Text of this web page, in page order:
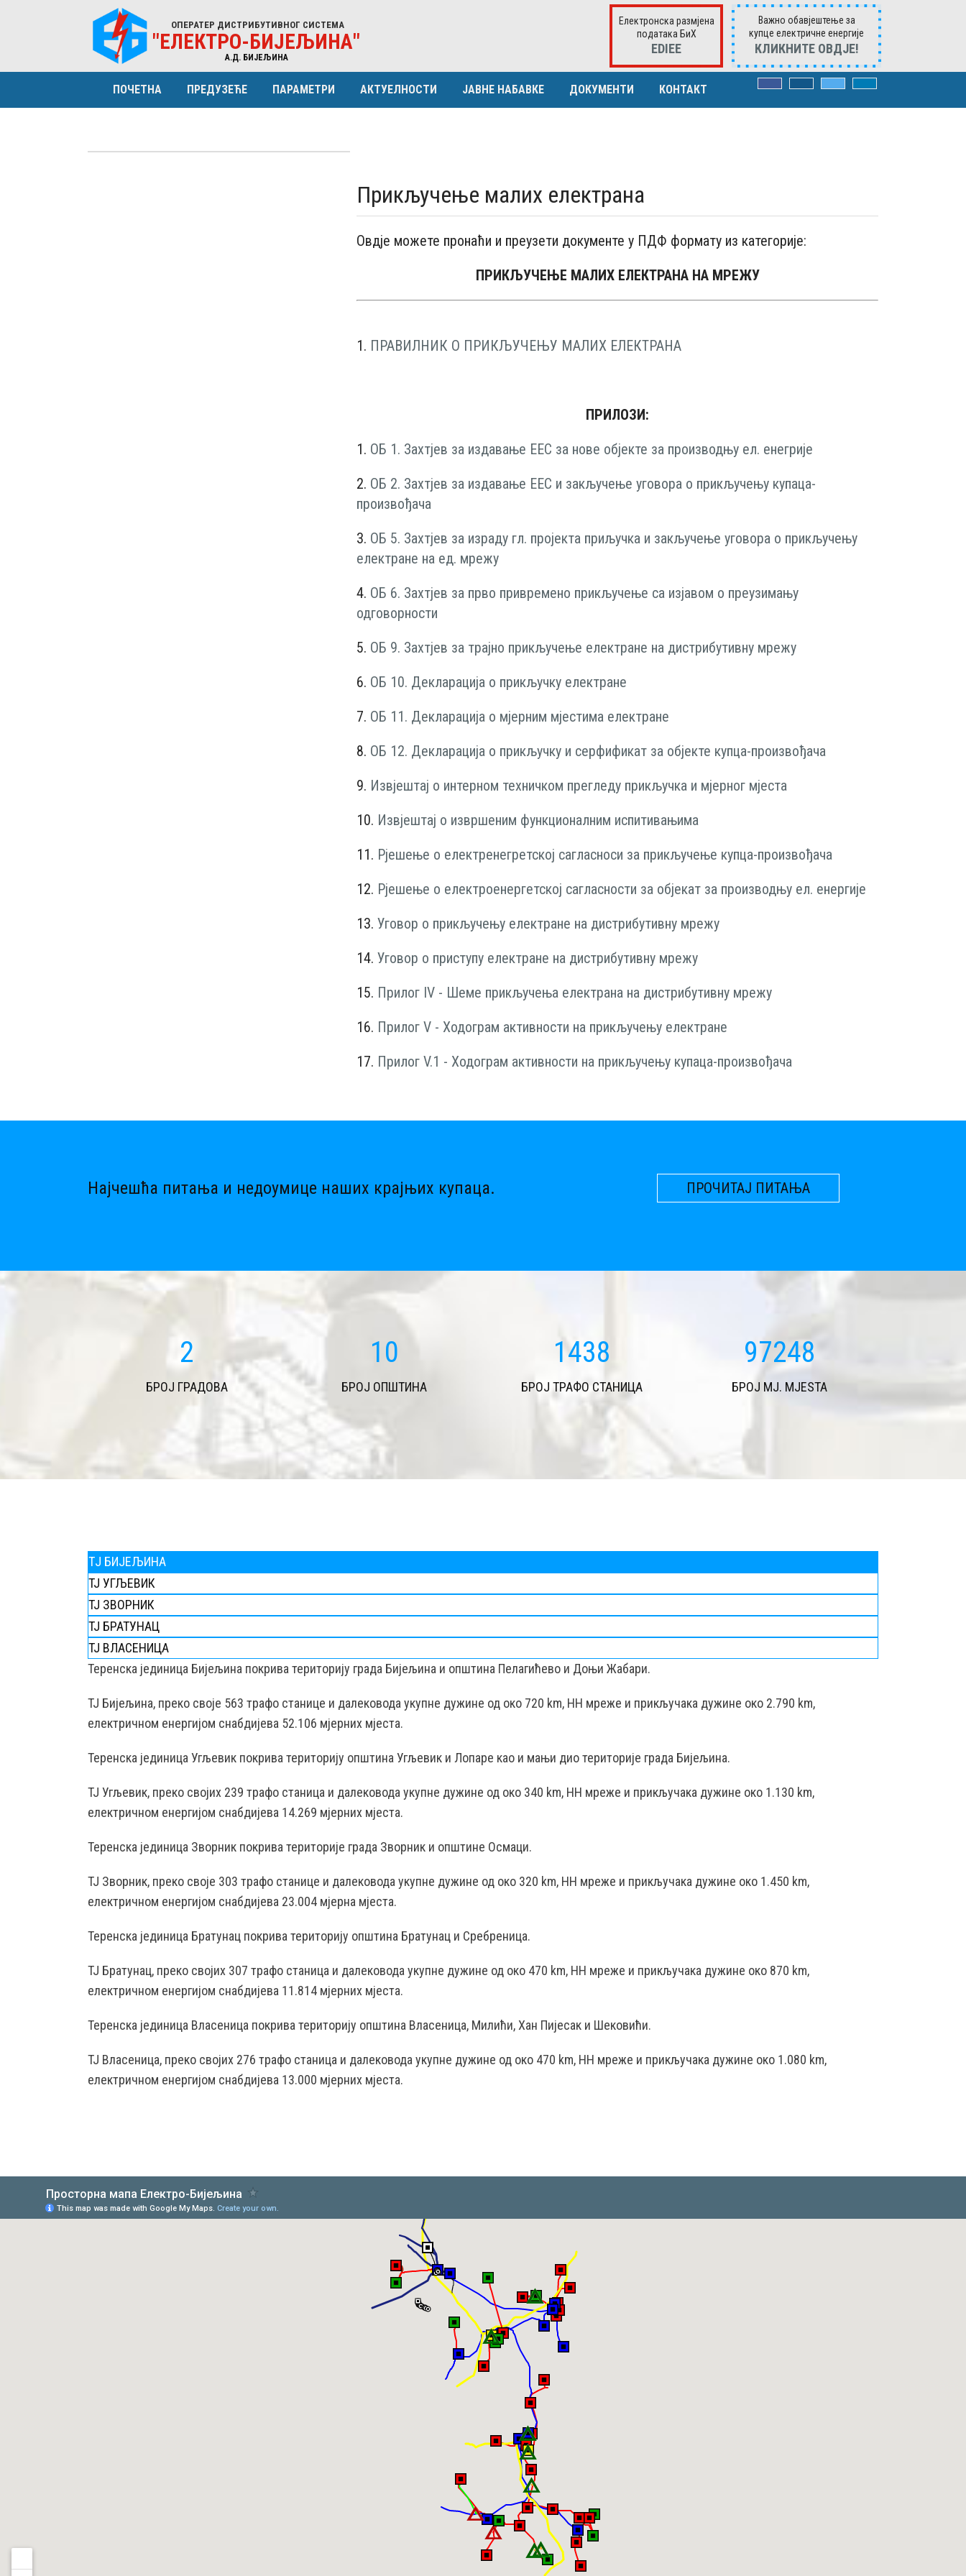
ОПЕРАТЕР ДИСТРИБУТИВНОГ СИСТЕМА
"ЕЛЕКТРО-БИЈЕЉИНА"
A.Д. БИЈЕЉИНА
Електронска размјена
података БиХ
ЕDIEE
Важно обавјештење за
купце електричне енергије
КЛИКНИTE ОВДЈЕ!
ПОЧЕТНА ПРЕДУЗЕЋЕ
ОРГАНИЗАЦИЈА СКУПШТИНА
ПАРАМЕТРИ
ЕНЕРГИЈА
АКТУЕЛНОСТИ ЈАВНЕ НАБАВКЕ
Извјештај о директним споразумима
ДОКУМЕНТИ КОНТАКТ
Прикључење малих електрана
Овдје можете пронаћи и преузети документе у ПДФ формату из категорије:
ПРИКЉУЧЕЊЕ МАЛИХ ЕЛЕКТРАНА НА МРЕЖУ
1. ПРАВИЛНИК О ПРИКЉУЧЕЊУ МАЛИХ ЕЛЕКТРАНА
ПРИЛОЗИ:
1. ОБ 1. Захтјев за издавање ЕЕС за нове објекте за производњу ел. енегрије
2. ОБ 2. Захтјев за издавање ЕЕС и закључење уговора о прикључењу купаца-
произвођача
3. ОБ 5. Захтјев за израду гл. пројекта приључка и закључење уговора о прикључењу
електране на ед. мрежу
4. ОБ 6. Захтјев за прво привремено прикључење са изјавом о преузимању
одговорности
5. ОБ 9. Захтјев за трајно прикључење електране на дистрибутивну мрежу
6. ОБ 10. Декларација о прикључку електране
7. ОБ 11. Декларација о мјерним мјестима електране
8. ОБ 12. Декларација о прикључку и серфификат за објекте купца-произвођача
9. Извјештај о интерном техничком прегледу прикључка и мјерног мјеста
10. Извјештај о извршеним функционалним испитивањима
11. Рјешење о електренегретској сагласноси за прикључење купца-произвођача
12. Рјешење о електроенергетској сагласности за објекат за производњу ел. енергије
13. Уговор о прикључењу електране на дистрибутивну мрежу
14. Уговор о приступу електране на дистрибутивну мрежу
15. Прилог IV - Шеме прикључења електрана на дистрибутивну мрежу
16. Прилог V - Ходограм активности на прикључењу електране
17. Прилог V.1 - Ходограм активности на прикључењу купаца-произвођача
Најчешћа питања и недоумице наших крајњих купаца. ПРОЧИТАЈ ПИТАЊА
2
БРОЈ ГРАДОВА
11
БРОЈ ОПШТИНА
1687
БРОЈ ТРАФО СТАНИЦА
114066
БРОЈ MJ. MJESTA
TЈ БИЈЕЉИНА
ТЈ УГЉЕВИК
ТЈ ЗВОРНИК
ТЈ БРАТУНАЦ
ТЈ ВЛАСЕНИЦА
Teренска јединица Бијељина покрива територију града Бијељина и општина Пелагићево и Доњи Жабари.
ТЈ Бијељина, преко својe 563 трафо станице и далековода укупне дужине од око 720 km, НН мреже и прикључака дужине око 2.790 km,
електричном енергијом снабдијева 52.106 мјерних мјеста.
Теренска јединица Угљевик покрива територију општина Угљевик и Лопаре као и мањи дио територије градa Бијељина.
ТЈ Угљевик, преко својих 239 трафо станица и далековода укупне дужине од око 340 km, НН мреже и прикључака дужине око 1.130 km,
електричном енергијом снабдијева 14.269 мјерних мјеста.
Теренска јединица Зворник покрива територије града Зворник и општине Осмаци.
ТЈ Зворник, преко своје 303 трафо станице и далековода укупне дужине од око 320 km, НН мреже и прикључака дужине око 1.450 km,
електричном енергијом снабдијева 23.004 мјерна мјеста.
Теренска јединица Братунац покрива територију општина Братунац и Сребреница.
ТЈ Братунац, преко својих 307 трафо станица и далековода укупне дужине од око 470 km, НН мреже и прикључака дужине око 870 km,
електричном енергијом снабдијева 11.814 мјерних мјеста.
Теренска јединица Власеница покрива територију општина Власеница, Милићи, Хан Пијесак и Шековићи.
ТЈ Власеница, преко својих 276 трафо станица и далековода укупне дужине од око 470 km, НН мреже и прикључака дужине око 1.080 km,
електричном енергијом снабдијева 13.000 мјерних мјеста.